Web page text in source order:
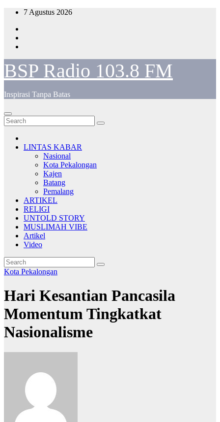
Skip
content
7 Agustus 2026
BSP Radio 103.8 FM
Inspirasi Tanpa Batas
LINTAS KABAR
Nasional
Kota Pekalongan
Kajen
Batang
Pemalang
ARTIKEL
RELIGI
UNTOLD STORY
MUSLIMAH VIBE
Artikel
Video
Kota Pekalongan
Hari Kesantian Pancasila
Momentum Tingkatkat
Nasionalisme